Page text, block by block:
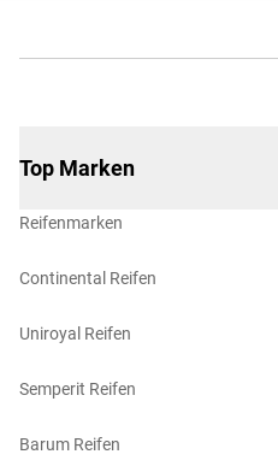
Top Marken
Reifenmarken
Continental Reifen
Uniroyal Reifen
Semperit Reifen
Barum Reifen